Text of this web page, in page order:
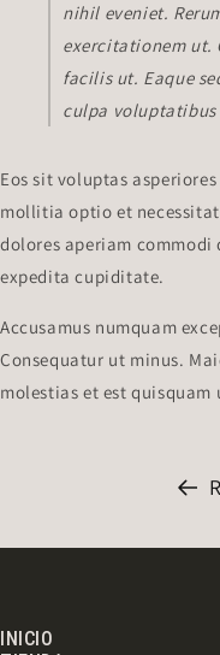
nihil eveniet.
exercitationem ut.
facilis ut. Eaque
culpa
Eos sit voluptas
mollitia optio et
dolores aperiam
expedita cupiditate.
Accusamus numquam
Consequatur ut minus.
molestias et est quisquam
INICIO